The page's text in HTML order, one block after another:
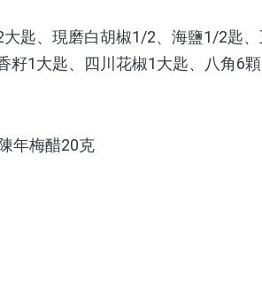
匙、現磨白胡椒1/2、海鹽1/2匙
籽1大匙、四川花椒1大匙、八角6
年梅醋20克